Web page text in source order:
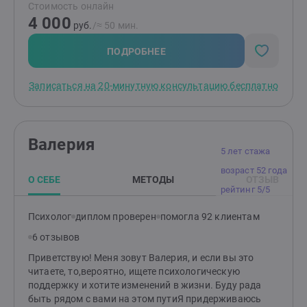
Стоимость онлайн
4 000 руб. /≈ 50 мин.
ПОДРОБНЕЕ
Записаться на 20-минутную консультацию бесплатно
5 лет стажа
возраст 52 года
рейтинг 5/5
Валерия
О СЕБЕ МЕТОДЫ
Психолог диплом проверен помогла 92 клиентам
6 отзывов
Приветствую! Меня зовут Валерия, и если вы это
читаете, то,вероятно, ищете психологическую
поддержку и хотите изменений в жизни. Буду рада
быть рядом с вами на этом путиЯ придерживаюсь